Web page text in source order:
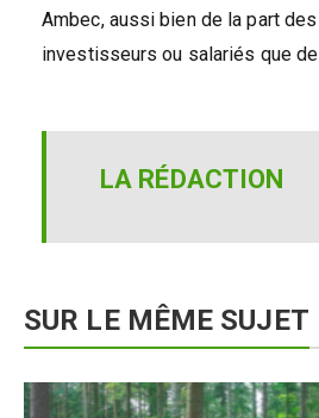
Ambec, aussi bien de la part
investisseurs ou salariés que
LA RÉDACTION
SUR LE MÊME SUJET